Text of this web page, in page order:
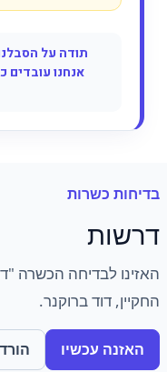
תודה על
אנחנו עובדים
בדיחות כשרות
דרשות
האזינו לבדיחה הכשרה
החקיין, דוד ברוקנר.
האזנה עכשיו